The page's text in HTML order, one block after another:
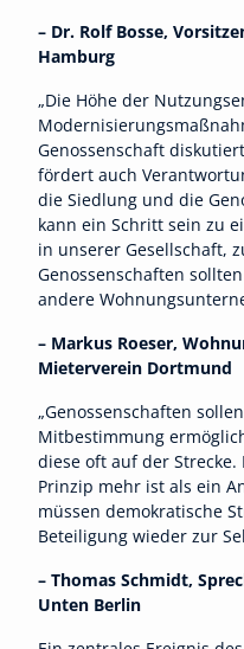
– Dr. Rolf Bosse,
Hamburg
„Die Höhe der
Genossenschaft
fördert auch
die Siedlung und die
kann ein Schritt sein zu
in unserer Gesellschaft,
Genossenschaften
andere
– Markus Roeser,
Mieterverein Dortmund
„Genossenschaften
Mitbestimmung
diese oft auf der
Prinzip mehr ist als ein
müssen demokratische
Beteiligung wieder zur
– Thomas Schmidt,
Unten Berlin